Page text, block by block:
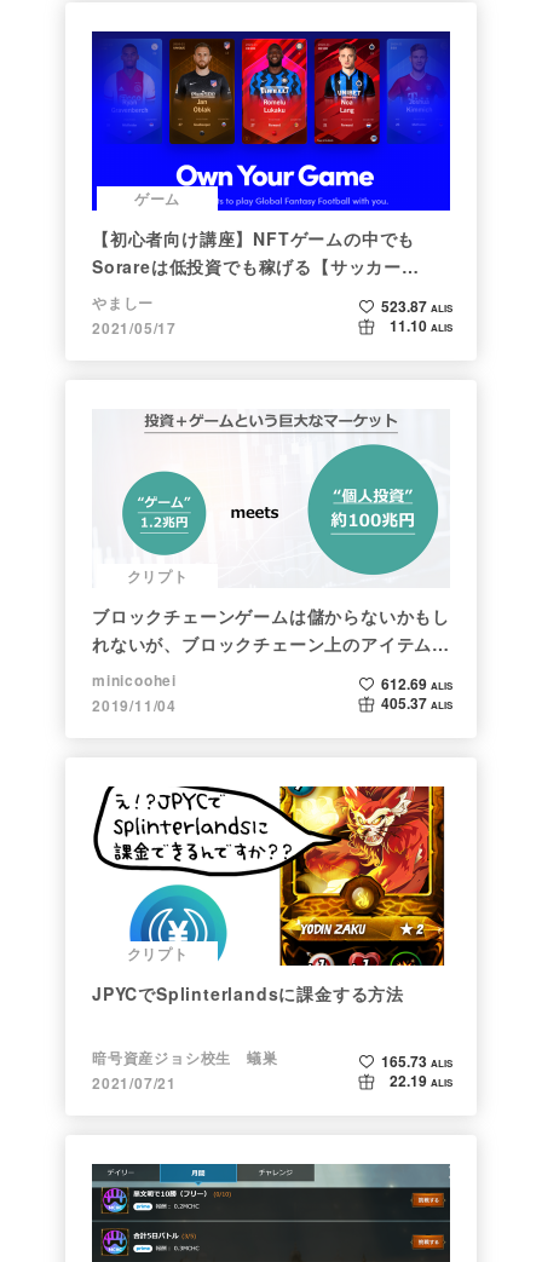
ゲーム
【初心者向け講座】NFTゲームの中でも
Sorareは低投資でも稼げる【サッカー
×NFT×BCG】
やましー
2021/05/17
523.87 ALIS
11.10 ALIS
クリプト
ブロックチェーンゲームは儲からないかもし
れないが、ブロックチェーン上のアイテムは
新しい形の投資になる。(読了:５分)
minicoohei
2019/11/04
612.69 ALIS
405.37 ALIS
クリプト
JPYCでSplinterlandsに課金する方法
暗号資産ジョシ校生 蟻巣
2021/07/21
165.73 ALIS
22.19 ALIS